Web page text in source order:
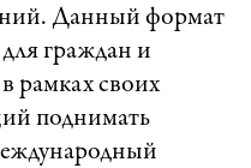
Данный формат
граждан и
рамках своих
поднимать